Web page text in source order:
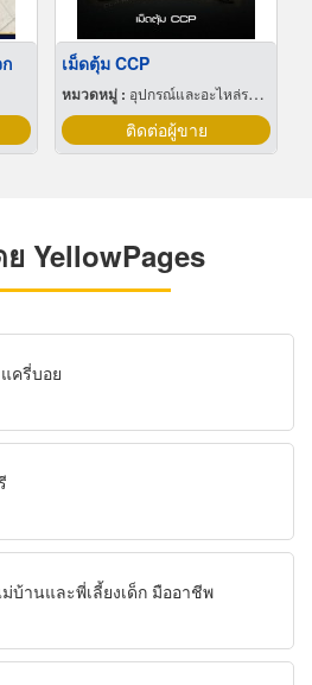
เม็ดตุ้ม CCP
หมวดหมู่ : อุปกรณ์และอะไหล่รถจักรยานยนต์และรถสกูตเตอร์
ติดต่อผู้ขาย
YellowPages
ครี่บอย
บ้านและพี่เลี้ยงเด็ก มืออาชีพ